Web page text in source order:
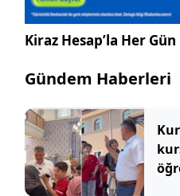
Kiraz Hesap’la Her Gün
Gündem Haberleri